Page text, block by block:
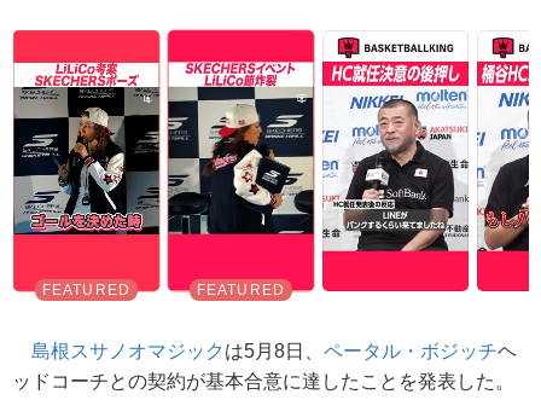
島根スサノオマジック は5月8日、 ペータル・ボジッチヘ
ッドコーチとの契約が基本合意に達したことを発表した。